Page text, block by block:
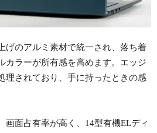
げのアルミ素材で統一され、落ち着
カラーが所有感を高めます。エッジ
理されており、手に持ったときの感
画面占有率が高く、14型有機ELディ